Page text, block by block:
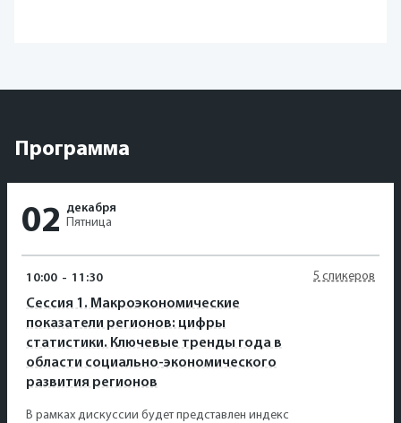
Программа
02 декабря
Пятница
10:00 - 11:30
Сессия 1. Макроэкономические
показатели регионов: цифры
статистики. Ключевые тренды года в
области социально-экономического
развития регионов
5 спикеров
В рамках дискуссии будет представлен индекс